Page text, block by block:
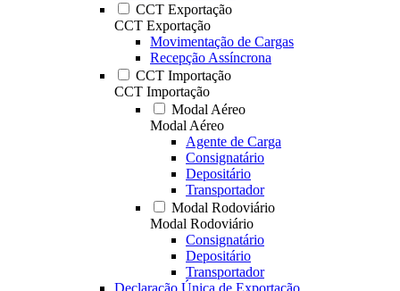
CCT Exportação
CCT Exportação
Movimentação de Cargas
Recepção Assíncrona
CCT Importação
CCT Importação
Modal Aéreo
Modal Aéreo
Agente de Carga
Consignatário
Depositário
Transportador
Modal Rodoviário
Modal Rodoviário
Consignatário
Depositário
Transportador
Declaração Única de Exportação